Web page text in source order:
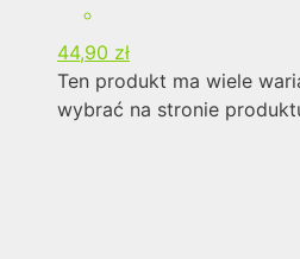
44,90 zł
Ten produkt ma wiele
wybrać na stronie